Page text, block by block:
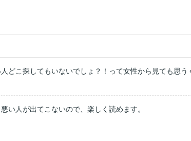
どこ探してもいないでしょ？！って女性から見ても思う
い人が出てこないので、楽しく読めます。